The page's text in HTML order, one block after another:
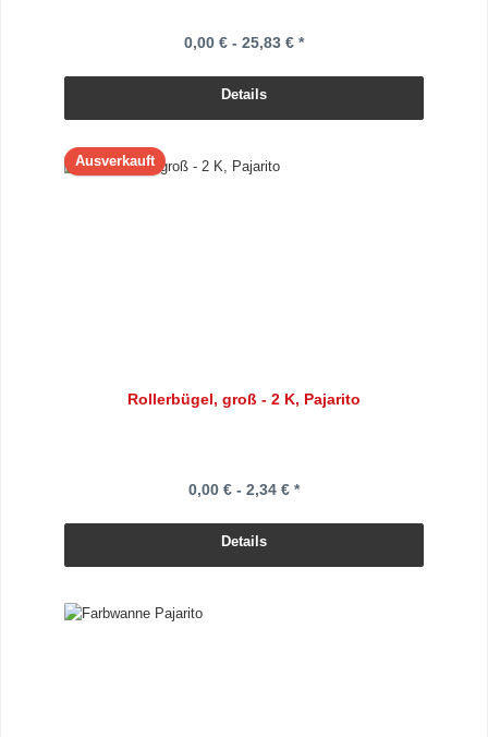
0,00 € - 25,83 € *
Details
Ausverkauft
Rollerbügel, groß - 2 K, Pajarito
0,00 € - 2,34 € *
Details